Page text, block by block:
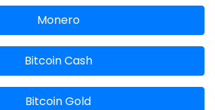
Monero
Bitcoin Cash
Bitcoin Gold